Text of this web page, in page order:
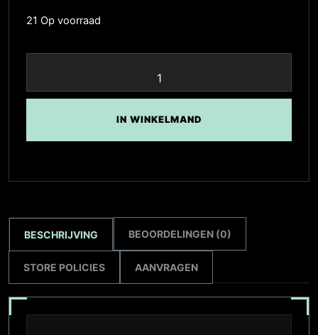
21 Op voorraad
IN WINKELMAND
BESCHRIJVING BEOORDELINGEN (0)
STORE POLICIES AANVRAGEN